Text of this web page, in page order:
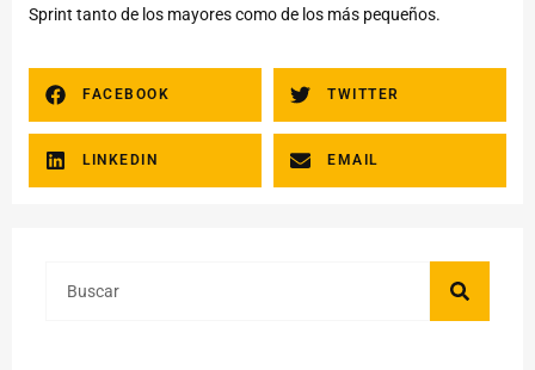
Sprint tanto de los mayores como de los más pequeños.
FACEBOOK TWITTER
LINKEDIN EMAIL